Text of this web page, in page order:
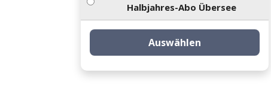
Halbjahres-Abo Übersee
Auswählen